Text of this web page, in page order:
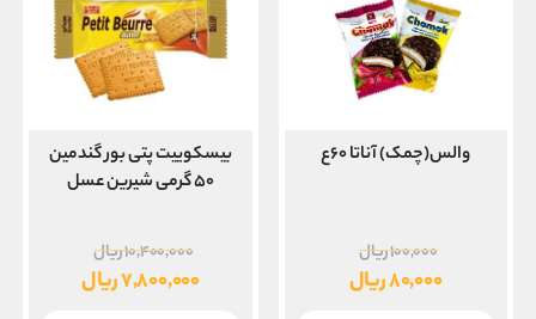
والس(چمک) آناتا ۶۰ع
۱۰۰,۰۰۰ریال
۸۰,۰۰۰ریال
بیسکوییت پتی بور گندمین
۵۰ گرمی شیرین عسل
۱۰,۴۰۰,۰۰۰ریال
اصلی
۷,۸۰۰,۰۰۰ریال